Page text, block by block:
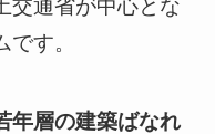
交通省が中心とな
す。
年層の建築ばなれ